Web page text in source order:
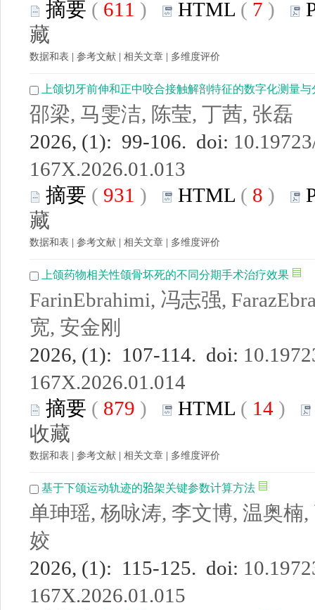
摘要 ( 611 ) HTML ( 7 )
藏
数据和表 参考文献 相关文章 多维度评价
上颌切牙前伸和正中咬合接触解剖特征的数字化测量与
邵梁, 马雯洁, 陈莹, 丁茜, 张磊
2026, (1): 99-106. doi:
167X.2026.01.013
摘要 ( 931 ) HTML ( 8 )
藏
数据和表 参考文献 相关文章 多维度评价
上颌药物相关性颌骨坏死的不同分期手术治疗效果
FarinEbrahimi, 冯志强,
宽, 安金刚
2026, (1): 107-114. doi:
167X.2026.01.014
摘要 ( 879 ) HTML ( 14 )
收藏
数据和表 参考文献 相关文章 多维度评价
基于下颌运动轨迹的𬌗架关键参数计算方法
单珅瑶, 杨咏涛, 李文博, 温奥楠
姣
2026, (1): 115-125. doi:
167X.2026.01.015